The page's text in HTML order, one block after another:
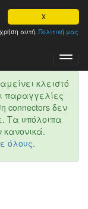
X
αυτή. Πολιτική μας
κλειστό
παραγγελίες
connectors δεν
Τα υπόλοιπα
όλους.